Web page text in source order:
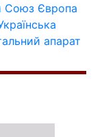
Союз Європа
апарат